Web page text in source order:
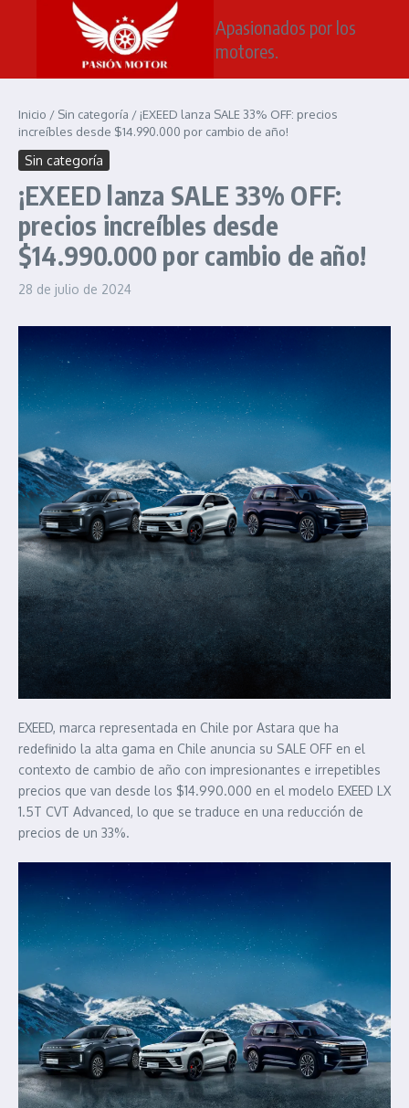
Saltar al contenido
Apasionados por los
motores.
Inicio / Sin categoría / ¡EXEED lanza SALE 33% OFF: precios
increíbles desde $14.990.000 por cambio de año!
Sin categoría
¡EXEED lanza SALE 33% OFF:
precios increíbles desde
$14.990.000 por cambio de año!
28 de julio de 2024
EXEED, marca representada en Chile por Astara que ha
redefinido la alta gama en Chile anuncia su SALE OFF en el
contexto de cambio de año con impresionantes e irrepetibles
precios que van desde los $14.990.000 en el modelo EXEED LX
1.5T CVT Advanced, lo que se traduce en una reducción de
precios de un 33%.